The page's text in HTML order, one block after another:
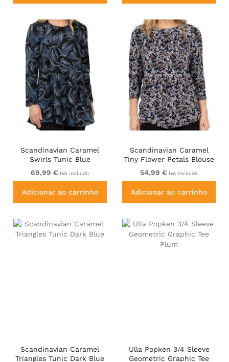
Scandinavian Caramel
Swirls Tunic Blue
69,99 € IVA incluído
Adicionar ao carrinho
Scandinavian Caramel
Tiny Flower Petals Blouse
Light Blue
54,99 € IVA incluído
Adicionar ao carrinho
Scandinavian Caramel
Triangles Tunic Dark Blue
Ulla Popken 3/4 Sleeve
Geometric Graphic Tee